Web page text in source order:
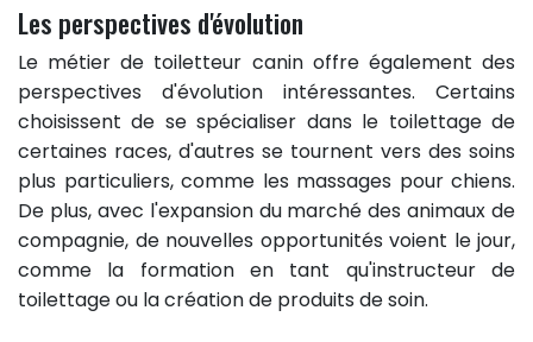
Les perspectives d'évolution
Le métier de toiletteur canin offre également des
perspectives d'évolution intéressantes. Certains
choisissent de se spécialiser dans le toilettage de
certaines races, d'autres se tournent vers des soins
plus particuliers, comme les massages pour chiens.
De plus, avec l'expansion du marché des animaux de
compagnie, de nouvelles opportunités voient le jour,
comme la formation en tant qu'instructeur de
toilettage ou la création de produits de soin.